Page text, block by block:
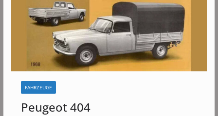
FAHRZEUGE
Peugeot 404